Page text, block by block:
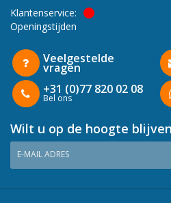
Klantenservice:
Openingstijden
Veelgestelde
vragen
+31 (0)77 820 02 08
Bel ons
Wilt u op de hoogte
E-MAIL ADRES